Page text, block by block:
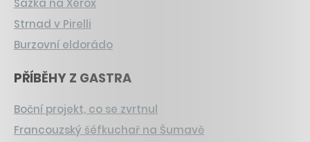
Strnad v Pirelli
Burzovní eldorádo
PŘÍBĚHY Z GASTRA
Boční projekt, co se zvrtnul
Francouzský šéfkuchař na Šumavě